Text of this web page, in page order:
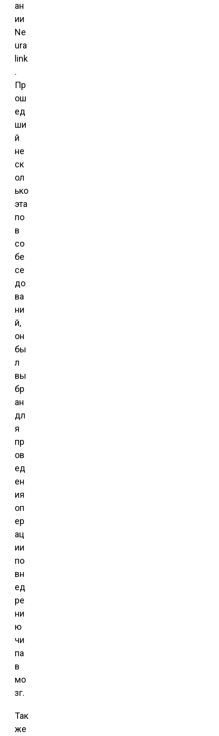
ан
ии
Ne
ura
link
.
Пр
ош
ед
ши
й
не
ск
ол
ько
эта
по
в
со
бе
се
до
ва
ни
й,
он
бы
л
вы
бр
ан
дл
я
пр
ов
ед
ен
ия
оп
ер
ац
ии
по
вн
ед
ре
ни
ю
чи
па
в
мо
зг.
Так
же